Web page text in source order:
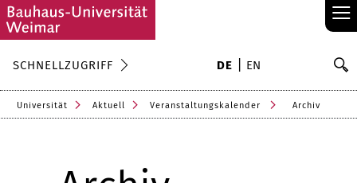
≡
SCHNELLZUGRIFF DE EN
Universität Aktuell Veranstaltungskalender Archiv